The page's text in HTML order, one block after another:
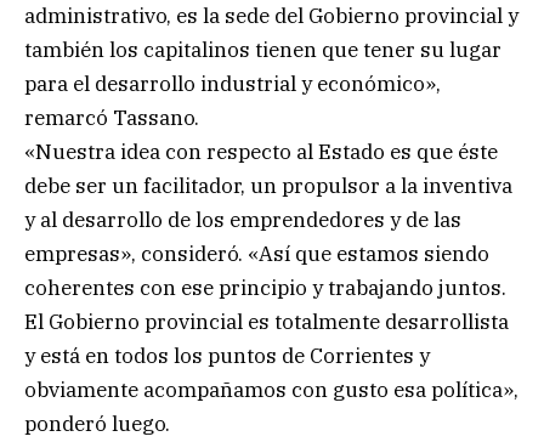
administrativo, es la sede del Gobierno provincial y
también los capitalinos tienen que tener su lugar
para el desarrollo industrial y económico»,
remarcó Tassano.
«Nuestra idea con respecto al Estado es que éste
debe ser un facilitador, un propulsor a la inventiva
y al desarrollo de los emprendedores y de las
empresas», consideró. «Así que estamos siendo
coherentes con ese principio y trabajando juntos.
El Gobierno provincial es totalmente desarrollista
y está en todos los puntos de Corrientes y
obviamente acompañamos con gusto esa política»,
ponderó luego.